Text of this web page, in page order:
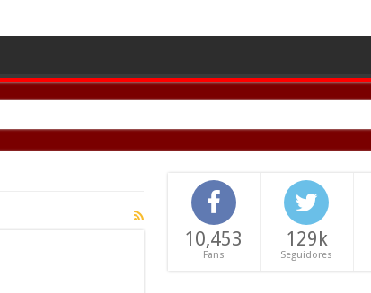
10,453
Fans
129k
Seguidores